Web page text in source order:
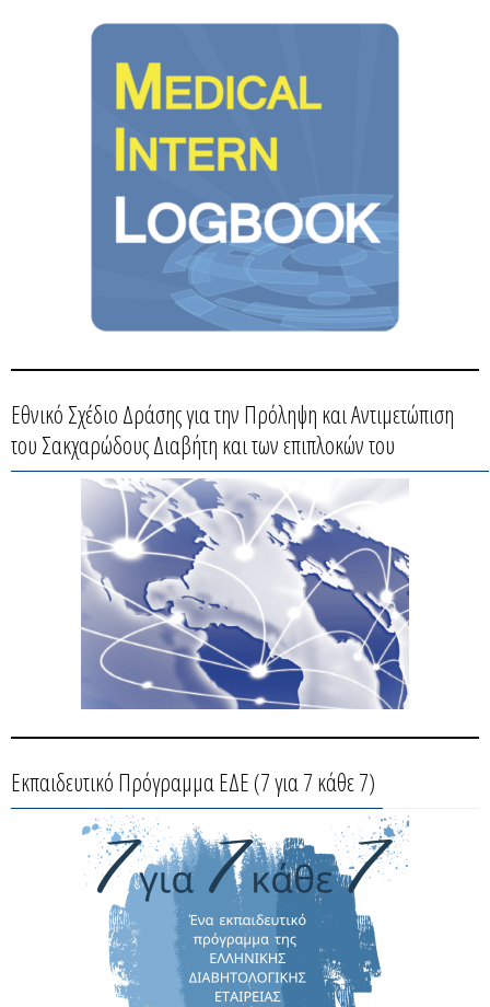
Εθνικό Σχέδιο Δράσης για την Πρόληψη και Αντιμετώπιση
του Σακχαρώδους Διαβήτη και των επιπλοκών του
Εκπαιδευτικό Πρόγραμμα ΕΔΕ (7 για 7 κάθε 7)